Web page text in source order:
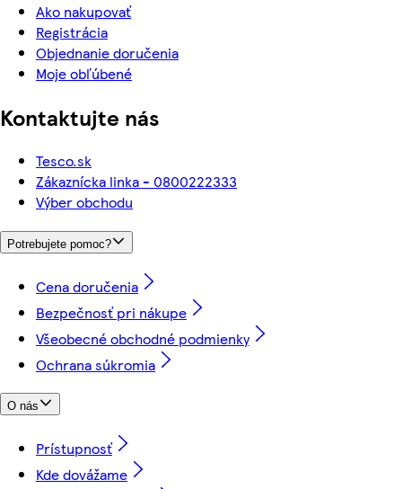
Ako nakupovať
Registrácia
Objednanie doručenia
Moje obľúbené
Kontaktujte nás
Tesco.sk
Zákaznícka linka - 0800222333
Výber obchodu
Potrebujete pomoc?
Cena doručenia
Bezpečnosť pri nákupe
Všeobecné obchodné podmienky
Ochrana súkromia
O nás
Prístupnosť
Kde dovážame